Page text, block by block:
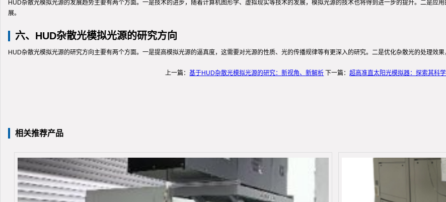
HUD杂散光模拟光源的发展趋势主要有两个方面。一是技术的进步，随着计算机图形学、虚拟现实等技术的发展，模拟光源的技术也将得到进一步的提升。二是应
展。
六、HUD杂散光模拟光源的研究方向
HUD杂散光模拟光源的研究方向主要有两个方面。一是提高模拟光源的逼真度，这需要对光源的性质、光的传播规律等有更深入的研究。二是优化杂散光的处理效
上一篇：基于HUD杂散光模拟光源的研究：新视角、新解析 下一篇：超高准直太阳光模拟器：探索其科
相关推荐产品